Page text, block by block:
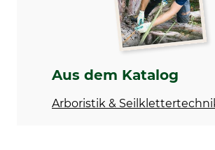
Aus dem Katalog
Arboristik &